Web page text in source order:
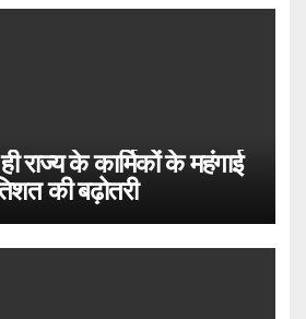
राज्य के कार्मिकों के महंगाई
की बढ़ोतरी